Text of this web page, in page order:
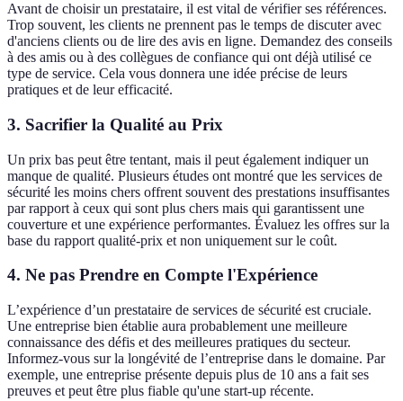
Avant de choisir un prestataire, il est vital de vérifier ses références.
Trop souvent, les clients ne prennent pas le temps de discuter avec
d'anciens clients ou de lire des avis en ligne. Demandez des conseils
à des amis ou à des collègues de confiance qui ont déjà utilisé ce
type de service. Cela vous donnera une idée précise de leurs
pratiques et de leur efficacité.
3. Sacrifier la Qualité au Prix
Un prix bas peut être tentant, mais il peut également indiquer un
manque de qualité. Plusieurs études ont montré que les services de
sécurité les moins chers offrent souvent des prestations insuffisantes
par rapport à ceux qui sont plus chers mais qui garantissent une
couverture et une expérience performantes. Évaluez les offres sur la
base du rapport qualité-prix et non uniquement sur le coût.
4. Ne pas Prendre en Compte l'Expérience
L’expérience d’un prestataire de services de sécurité est cruciale.
Une entreprise bien établie aura probablement une meilleure
connaissance des défis et des meilleures pratiques du secteur.
Informez-vous sur la longévité de l’entreprise dans le domaine. Par
exemple, une entreprise présente depuis plus de 10 ans a fait ses
preuves et peut être plus fiable qu'une start-up récente.